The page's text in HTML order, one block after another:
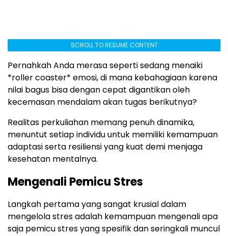
SCROLL TO RESUME CONTENT
Pernahkah Anda merasa seperti sedang menaiki
*roller coaster* emosi, di mana kebahagiaan karena
nilai bagus bisa dengan cepat digantikan oleh
kecemasan mendalam akan tugas berikutnya?
Realitas perkuliahan memang penuh dinamika,
menuntut setiap individu untuk memiliki kemampuan
adaptasi serta resiliensi yang kuat demi menjaga
kesehatan mentalnya.
Mengenali Pemicu Stres
Langkah pertama yang sangat krusial dalam
mengelola stres adalah kemampuan mengenali apa
saja pemicu stres yang spesifik dan seringkali muncul